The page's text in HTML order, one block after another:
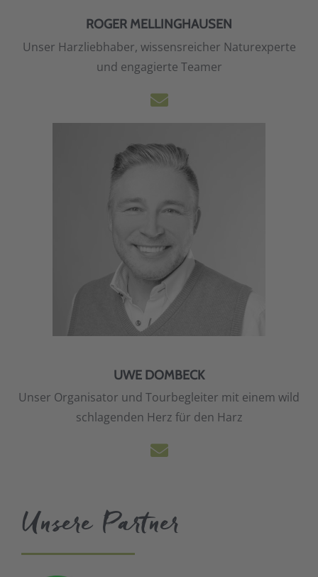
ROGER MELLINGHAUSEN
Unser Harzliebhaber, wissensreicher Naturexperte
und engagierte Teamer
UWE DOMBECK
Unser Organisator und Tourbegleiter mit einem wild
schlagenden Herz für den Harz
Unsere Partner